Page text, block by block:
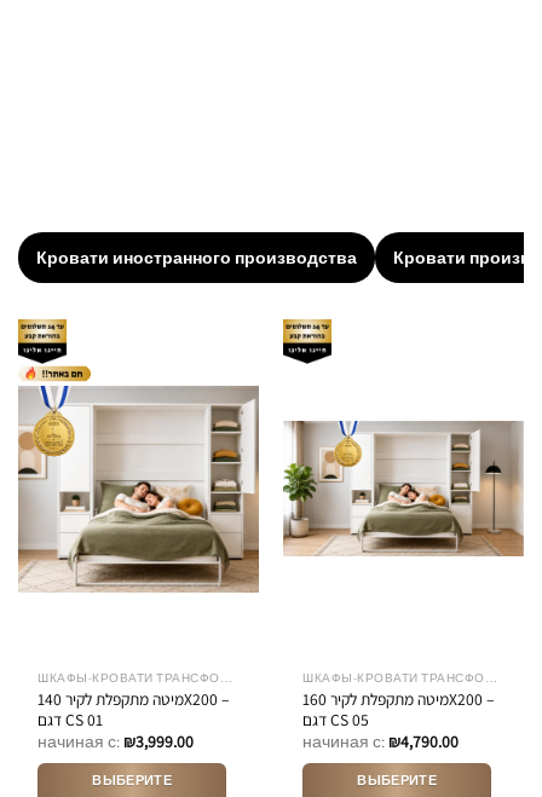
Кровати иностранного производства Кровати
ШКАФЫ-КРОВАТИ ТРАНСФОРМЕРЫ
מיטה מתקפלת לקיר 140X200 –
דגם CS 01
начиная с: ₪3,999.00
ВЫБЕРИТЕ
ШКАФЫ-КРОВАТИ ТРАНСФОРМЕРЫ
מיטה מתקפלת לקיר 160X200 –
דגם CS 05
начиная с: ₪4,790.00
ВЫБЕРИТЕ